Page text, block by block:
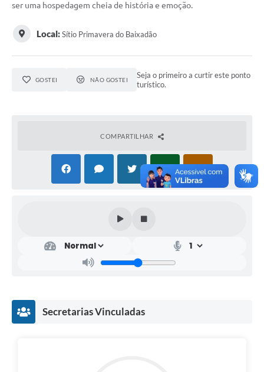
ser uma hospedagem cheia de história e emoção.
Local:Sítio Primavera do Baixadão
GOSTEI NÃO GOSTEI
Seja o primeiro a curtir este ponto
turístico.
COMPARTILHAR
Secretarias Vinculadas